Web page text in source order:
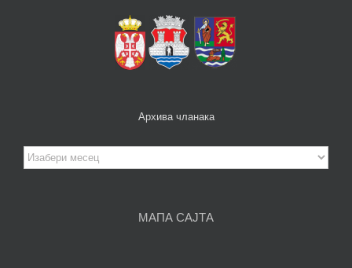
Архива чланака
Архива
чланака
МАПА САЈТА